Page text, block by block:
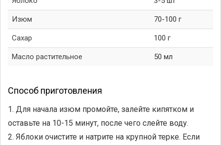
Изюм 70-100 г
Сахар 100 г
Масло растительное 50 мл
Способ приготовления
1. Для начала изюм промойте, залейте кипятком и
оставьте на 10-15 минут, после чего слейте воду.
2. Яблоки очистите и натрите на крупной терке. Если